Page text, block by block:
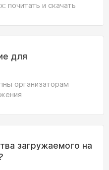
почитать и скачать
для
организаторам
загружаемого на